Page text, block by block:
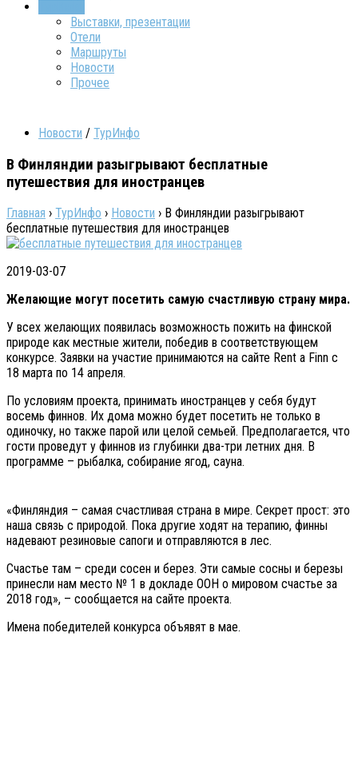
Выставки, презентации
Отели
Маршруты
Новости
Прочее
Новости / ТурИнфо
В Финляндии разыгрывают бесплатные
путешествия для иностранцев
Главная › ТурИнфо › Новости › В Финляндии разыгрывают
бесплатные путешествия для иностранцев
2019-03-07
Желающие могут посетить самую счастливую страну мира.
У всех желающих появилась возможность пожить на финской
природе как местные жители, победив в соответствующем
конкурсе. Заявки на участие принимаются на сайте Rent a Finn с
18 марта по 14 апреля.
По условиям проекта, принимать иностранцев у себя будут
восемь финнов. Их дома можно будет посетить не только в
одиночку, но также парой или целой семьей. Предполагается, что
гости проведут у финнов из глубинки два-три летних дня. В
программе – рыбалка, собирание ягод, сауна.
«Финляндия – самая счастливая страна в мире. Секрет прост: это
наша связь с природой. Пока другие ходят на терапию, финны
надевают резиновые сапоги и отправляются в лес.
Счастье там – среди сосен и берез. Эти самые сосны и березы
принесли нам место № 1 в докладе ООН о мировом счастье за
2018 год», – сообщается на сайте проекта.
Имена победителей конкурса объявят в мае.